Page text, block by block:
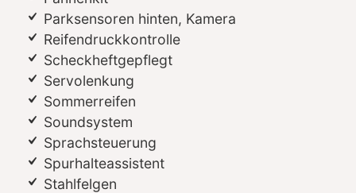
Parksensoren hinten, Kamera
Reifendruckkontrolle
Scheckheftgepflegt
Servolenkung
Sommerreifen
Soundsystem
Sprachsteuerung
Spurhalteassistent
Stahlfelgen